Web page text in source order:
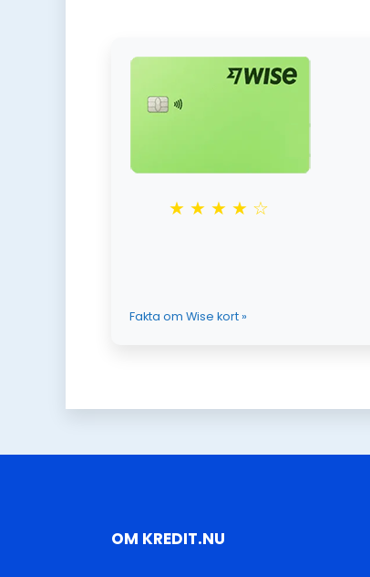
★★★★☆
Fakta om Wise kort »
OM KREDIT.NU